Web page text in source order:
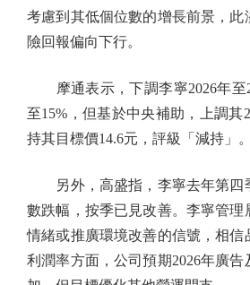
考慮到其低個位數的增長前景，此
險回報偏向下行。
摩通表示，下調李寧2026年至
至15%，但基於中央補助，上調其
持其目標價14.6元，評級「減持」。
另外，高盛指，李寧去年第四
數跌幅，按季已見改善。李寧管理
情緒或推廣環境改善的信號，相信
利潤率方面，公司預期2026年廣